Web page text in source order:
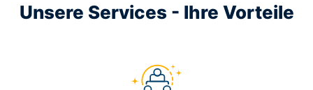
Unsere Services - Ihre Vorteile